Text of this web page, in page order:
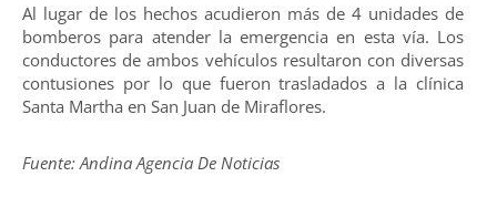
Al lugar de los hechos acudieron más de 4 unidades de
bomberos para atender la emergencia en esta vía. Los
conductores de ambos vehículos resultaron con diversas
contusiones por lo que fueron trasladados a la clínica
Santa Martha en San Juan de Miraflores.
Fuente: Andina Agencia De Noticias